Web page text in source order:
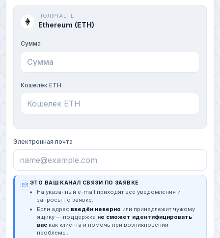
ПОЛУЧАЕТЕ
Ethereum (ETH)
Сумма
Кошелёк ETH
Электронная почта
ЭТО ВАШ КАНАЛ СВЯЗИ ПО ЗАЯВКЕ
На указанный e-mail приходят все уведомления и
запросы по заявке.
Если адрес введён неверно или принадлежит чужому
ящику — поддержка не сможет идентифицировать
вас как клиента и помочь при возникновении
проблемы.